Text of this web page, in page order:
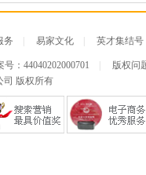
务 易家文化 英才集结号
： 44040202000701
版权问
司 版权所有